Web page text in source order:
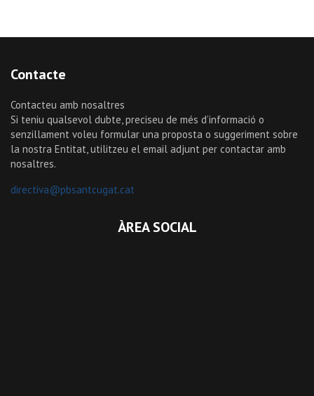
Contacte
Contacteu amb nosaltres
Si teniu qualsevol dubte, preciseu de més d’informació o
senzillament voleu formular una proposta o suggeriment sobre
la nostra Entitat, utilitzeu el email adjunt per contactar amb
nosaltres.
directiva@pbsantcugat.cat
ÀREA SOCIAL